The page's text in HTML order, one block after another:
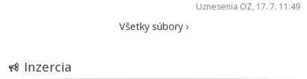
Uznesenia OZ, 17. 7. 11:49
Všetky súbory ›
Inzercia